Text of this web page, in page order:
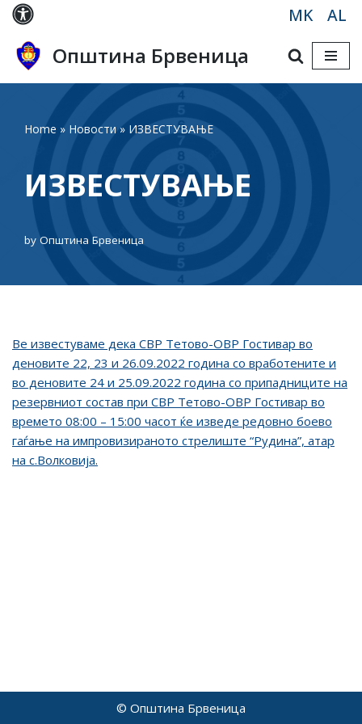
Skip
to
content
MK AL
Општина Брвеница
Home » Новости » ИЗВЕСТУВАЊЕ
ИЗВЕСТУВАЊЕ
by Општина Брвеница
Ве известуваме дека СВР Тетово-ОВР Гостивар во
деновите 22, 23 и 26.09.2022 година со вработените и
во деновите 24 и 25.09.2022 година со припадниците на
резервниот состав при СВР Тетово-ОВР Гостивар во
времето 08:00 – 15:00 часот ќе изведе редовно боево
гаѓање на импровизираното стрелиште “Рудина”, атар
на с.Волковија.
© Општина Брвеница